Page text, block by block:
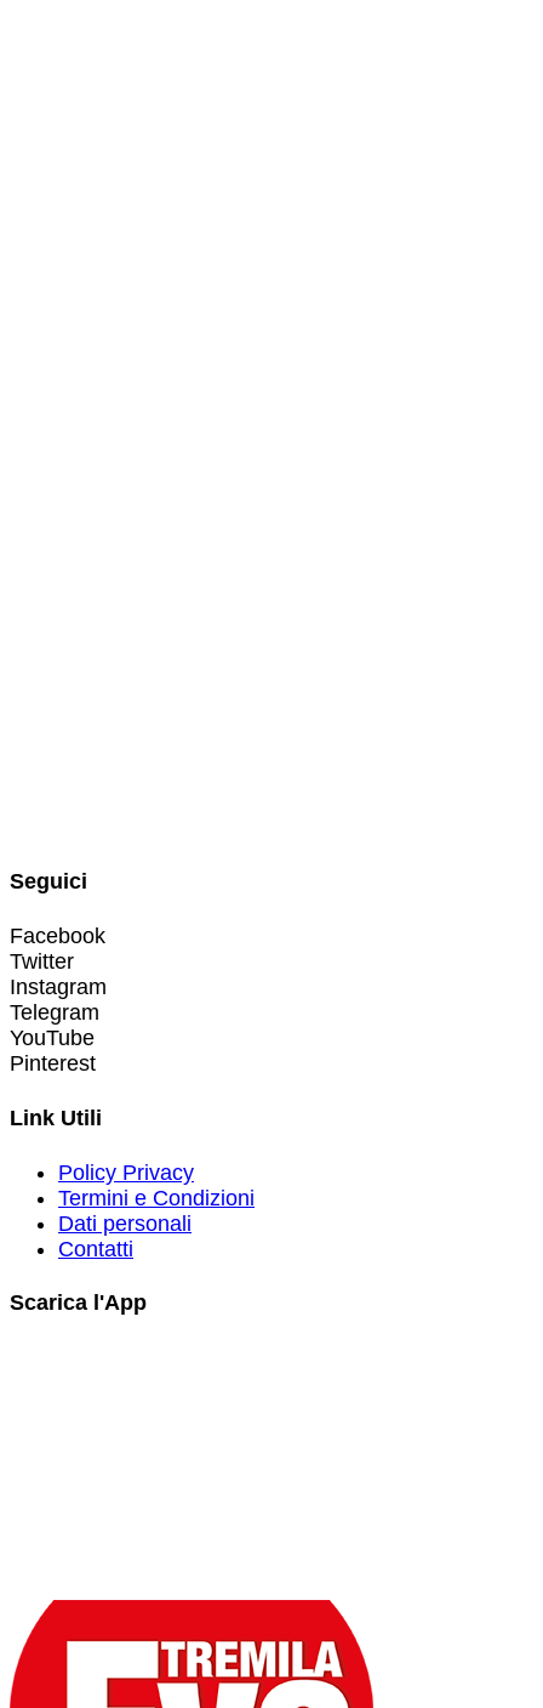
Seguici
Facebook
Twitter
Instagram
Telegram
YouTube
Pinterest
Link Utili
Policy Privacy
Termini e Condizioni
Dati personali
Contatti
Scarica l'App